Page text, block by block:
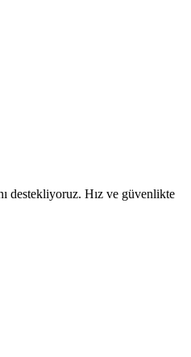
destekliyoruz. Hız ve güvenlikte